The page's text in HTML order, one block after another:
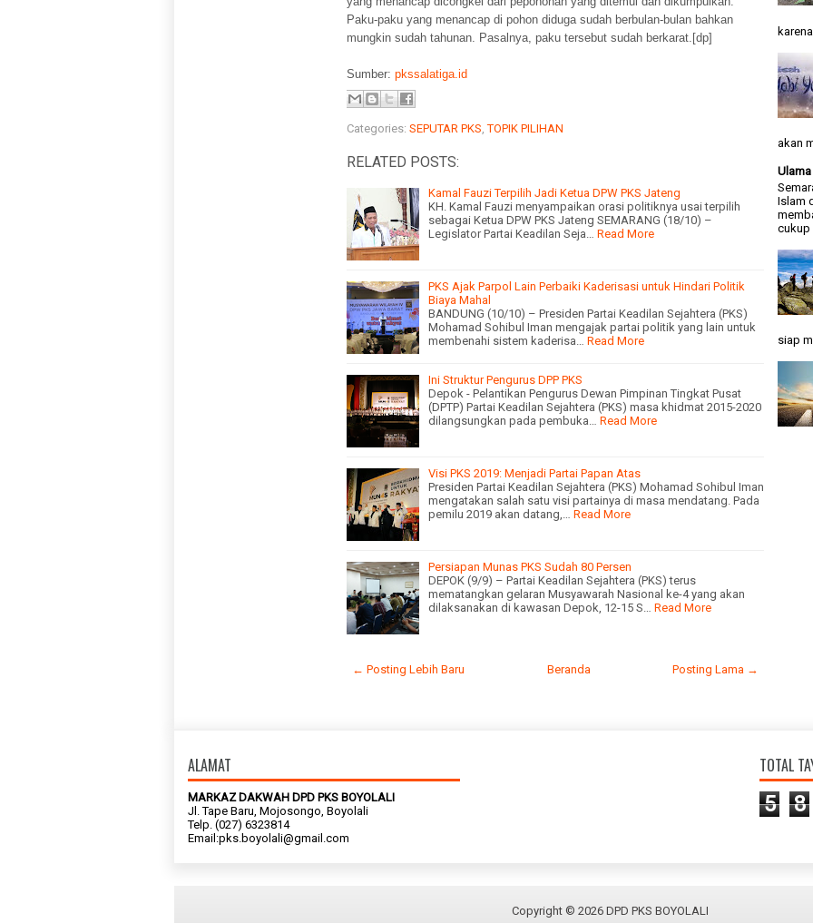
Paku-paku yang menancap di pohon diduga sudah berbulan-bulan bahkan
mungkin sudah tahunan. Pasalnya, paku tersebut sudah berkarat.[dp]
Sumber: pkssalatiga.id
Categories: SEPUTAR PKS ,TOPIK PILIHAN
RELATED POSTS:
Kamal Fauzi Terpilih Jadi Ketua DPW PKS Jateng
KH. Kamal Fauzi menyampaikan orasi politiknya usai terpilih
sebagai Ketua DPW PKS Jateng SEMARANG (18/10) –
Legislator Partai Keadilan Seja…
Read More
PKS Ajak Parpol Lain Perbaiki Kaderisasi untuk Hindari Politik
Biaya Mahal
BANDUNG (10/10) – Presiden Partai Keadilan Sejahtera (PKS)
Mohamad Sohibul Iman mengajak partai politik yang lain untuk
membenahi sistem kaderisa…
Read More
Ini Struktur Pengurus DPP PKS
Depok - Pelantikan Pengurus Dewan Pimpinan Tingkat Pusat
(DPTP) Partai Keadilan Sejahtera (PKS) masa khidmat 2015-2020
dilangsungkan pada pembuka…
Read More
Visi PKS 2019: Menjadi Partai Papan Atas
Presiden Partai Keadilan Sejahtera (PKS) Mohamad Sohibul Iman
mengatakan salah satu visi partainya di masa mendatang. Pada
pemilu 2019 akan datang,…
Read More
Persiapan Munas PKS Sudah 80 Persen
DEPOK (9/9) – Partai Keadilan Sejahtera (PKS) terus
mematangkan gelaran Musyawarah Nasional ke-4 yang akan
dilaksanakan di kawasan Depok, 12-15 S…
Read More
← Posting Lebih Baru Posting Lama →
Beranda
akan
Ulama
Islam
cukup
siap
ALAMAT
MARKAZ DAKWAH DPD PKS BOYOLALI
Jl. Tape Baru, Mojosongo, Boyolali
Telp. (027) 6323814
Email:pks.boyolali@gmail.com
TOTAL
5 8
Copyright © 2026 DPD PKS BOYOLALI